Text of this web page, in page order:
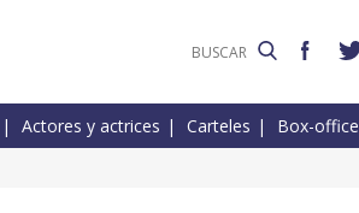
Actores y actrices Carteles Box-office